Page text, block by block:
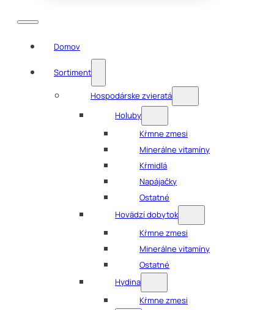
Domov
Sortiment
Hospodárske zvieratá
Holuby
Kŕmne zmesi
Minerálne vitamíny
Kŕmidlá
Napájačky
Ostatné
Hovädzí dobytok
Kŕmne zmesi
Minerálne vitamíny
Ostatné
Hydina
Kŕmne zmesi